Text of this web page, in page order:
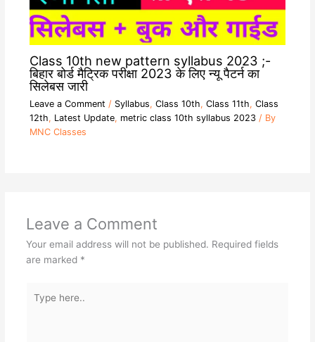
Class 10th new pattern syllabus 2023 ;-
बिहार बोर्ड मैट्रिक परीक्षा 2023 के लिए न्यू पैटर्न का
सिलेबस जारी
Leave a Comment / Syllabus, Class 10th, Class 11th, Class
12th, Latest Update, metric class 10th syllabus 2023/ By
MNC Classes
Leave a Comment
Your email address will not be published. Required fields
are marked *
here..